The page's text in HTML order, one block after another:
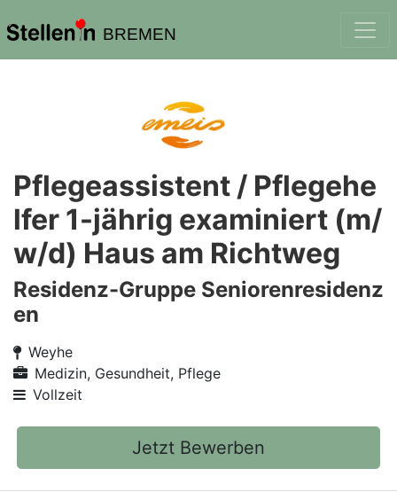
BREMEN
Pflegeassistent / Pflegehe
lfer 1-jährig examiniert (m/
w/d) Haus am Richtweg
Residenz-Gruppe Seniorenresidenz
en
Weyhe
Medizin, Gesundheit, Pflege
Vollzeit
Jetzt Bewerben